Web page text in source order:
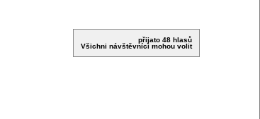
přijato 48 hlasů
Všichni návštěvníci mohou volit